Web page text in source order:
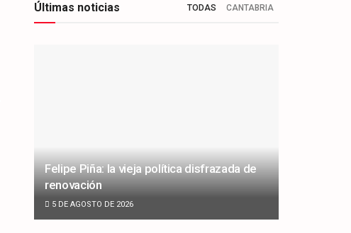
Últimas noticias TODAS CANTABRIA
Felipe Piña: la vieja política disfrazada de
renovación
5 DE AGOSTO DE 2026